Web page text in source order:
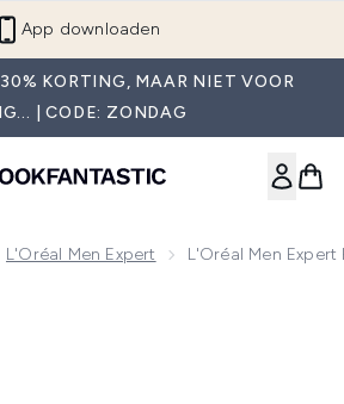
App downloaden
KORTING, MAAR NIET VOOR
| CODE: ZONDAG
L'Oréal Men Expert L'Oréal Men